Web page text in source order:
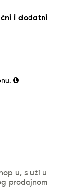
i dodatni
u, služi u
prodajnom